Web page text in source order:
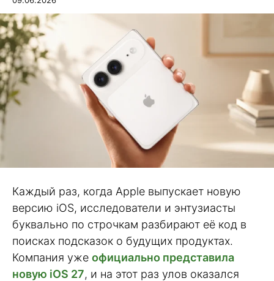
Каждый раз, когда Apple выпускает новую
версию iOS, исследователи и энтузиасты
буквально по строчкам разбирают её код в
поисках подсказок о будущих продуктах.
Компания уже официально представила
новую iOS 27, и на этот раз улов оказался